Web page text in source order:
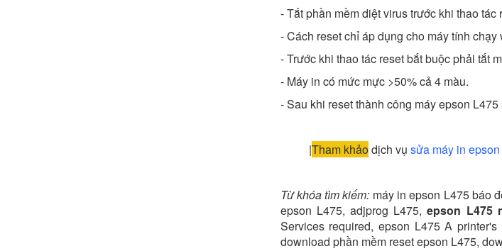
- Tắt phần mềm diệt virus trước khi thao tác
- Cách reset chỉ áp dụng cho máy tính
- Trước khi thao tác reset bắt buộc phải tắt
- Máy in có mức mực >50% cả 4 màu.
- Sau khi reset thành công máy epson
|Tham khảo dịch vụ sửa máy in epson
Từ khóa tìm kiếm: máy in epson L475 báo
epson L475, adjprog L475,epson L475
Services required, epson L475 A
download phần mềm reset epson L475,